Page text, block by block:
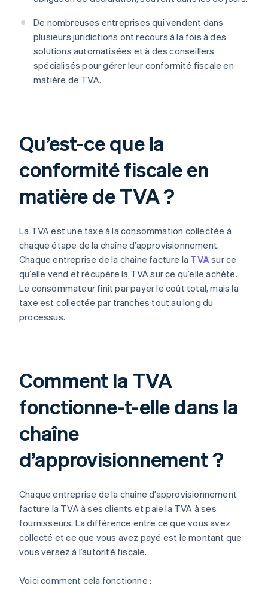
De nombreuses entreprises qui vendent dans
plusieurs juridictions ont recours à la fois à des
solutions automatisées et à des conseillers
spécialisés pour gérer leur conformité fiscale en
matière de TVA.
Qu’est-ce que la
conformité fiscale en
matière de TVA ?
La TVA est une taxe à la consommation collectée à
chaque étape de la chaîne d’approvisionnement.
Chaque entreprise de la chaîne facture la TVAsur ce
qu’elle vend et récupère la TVA sur ce qu’elle achète.
Le consommateur finit par payer le coût total, mais la
taxe est collectée par tranches tout au long du
processus.
Comment la TVA
fonctionne-t-elle dans la
chaîne
d’approvisionnement ?
Chaque entreprise de la chaîne d’approvisionnement
facture la TVA à ses clients et paie la TVA à ses
fournisseurs. La différence entre ce que vous avez
collecté et ce que vous avez payé est le montant que
vous versez à l’autorité fiscale.
Voici comment cela fonctionne :